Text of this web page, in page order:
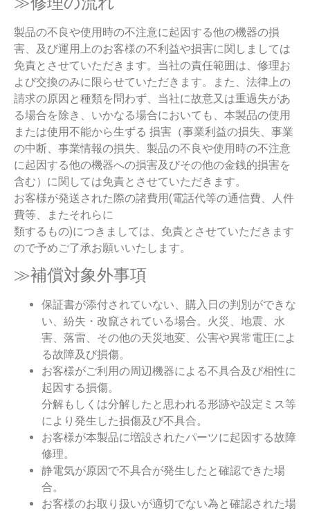
製品の不良や使用時の不注意に起因する他の機器の損
害、及び運用上のお客様の不利益や損害に関しましては
免責とさせていただきます。当社の責任範囲は、修理お
よび交換のみに限らせていただきます。また、法律上の
請求の原因と種類を問わず、当社に故意又は重過失があ
る場合を除き、いかなる場合においても、本製品の使用
または使用不能から生ずる 損害（事業利益の損失、事業
の中断、事業情報の損失、製品の不良や使用時の不注意
に起因する他の機器への損害及びその他の金銭的損害を
含む）に関しては免責とさせていただきます。
お客様が発送された際の諸費用(電話代等の通信費、人件
費等、またそれらに
類するもの)につきましては、免責とさせていただきます
ので予めご了承お願いいたします。
≫補償対象外事項
保証書が添付されていない、購入日の判別ができな
い、紛失・改竄されている場合。火災、地震、水
害、落雷、その他の天災地変、公害や異常電圧によ
る故障及び損傷。
お客様がご利用の周辺機器による不具合及び相性に
起因する損傷。
分解もしくは分解したと思われる形跡や設定ミス等
により発生した損傷及び不具合。
お客様が本製品に増設されたパーツに起因する故障
修理。
静電気が原因で不具合が発生したと確認できた場
合。
お客様のお取り扱いが適切でない為と確認された場